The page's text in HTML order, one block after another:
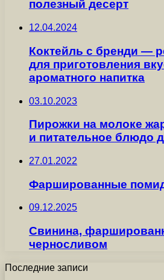
полезный десерт
12.04.2024
Коктейль с бренди —
для приготовления
ароматного напитка
03.10.2023
Пирожки на молоке
и питательное блюдо
27.01.2022
Фаршированные
09.12.2025
Свинина,
черносливом
Последние записи